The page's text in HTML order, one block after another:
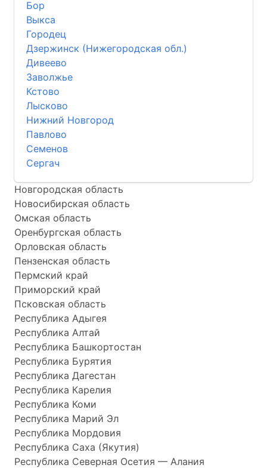
Бор
Выкса
Городец
Дзержинск (Нижегородская обл.)
Дивеево
Заволжье
Кстово
Лысково
Нижний Новгород
Павлово
Семенов
Сергач
Новгородская область
Новосибирская область
Омская область
Оренбургская область
Орловская область
Пензенская область
Пермский край
Приморский край
Псковская область
Республика Адыгея
Республика Алтай
Республика Башкортостан
Республика Бурятия
Республика Дагестан
Республика Карелия
Республика Коми
Республика Марий Эл
Республика Мордовия
Республика Саха (Якутия)
Республика Северная Осетия — Алания